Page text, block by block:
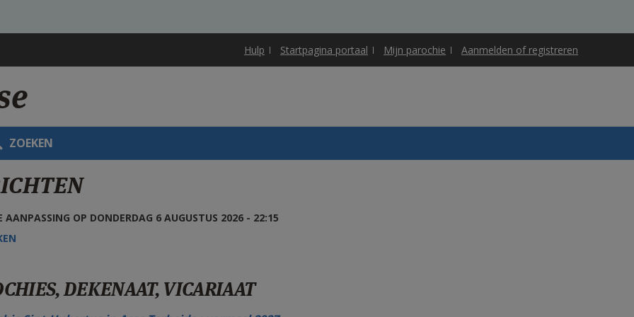
Hulp Startpagina portaal Mijn parochie Aanmelden of registreren
ZOEKEN
AANPASSING OP DONDERDAG 6 AUGUSTUS 2026 - 22:15
DEKENAAT, VICARIAAT